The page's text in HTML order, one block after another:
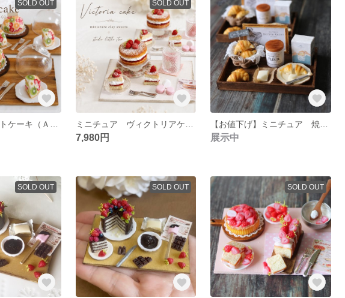
SOLD OUT SOLD OUT
7,980円 展示中
SOLD OUT SOLD OUT SOLD OUT